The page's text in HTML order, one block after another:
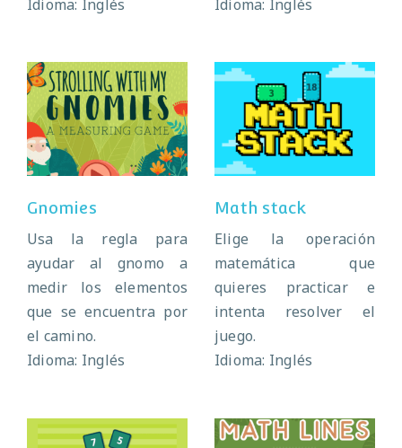
Idioma: Inglés
Idioma: Inglés
Gnomies
Gnomies
Usa la regla para
ayudar al gnomo a
medir los elementos
que se encuentra por
el camino.
Idioma: Inglés
Math stack
Math stack
Elige la operación
matemática que
quieres practicar e
intenta resolver el
juego.
Idioma: Inglés